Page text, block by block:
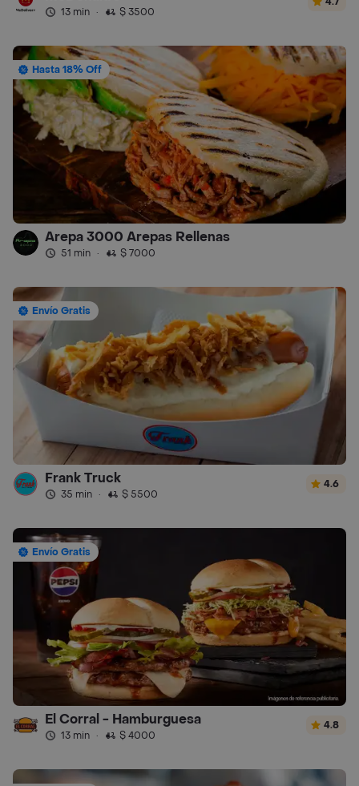
13 min · $ 3500
Hasta 18% Off
Arepa 3000 Arepas Rellenas
51 min · $ 7000
Envío Gratis
Frank Truck
35 min · $ 5500
4.6
Envío Gratis
El Corral - Hamburguesa
13 min · $ 4000
4.8